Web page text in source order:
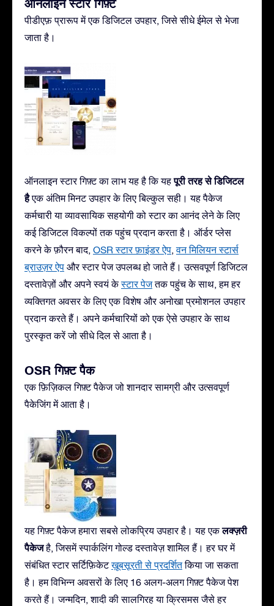
ऑनलाइन स्टार गिफ़्ट
पीडीएफ़ प्रारूप में एक डिजिटल उपहार, जिसे सीधे ईमेल से भेजा
जाता है।
ऑनलाइन स्टार गिफ़्ट का लाभ यह है कि यहपूरी तरह से डिजिटल
हैएक अंतिम मिनट उपहार के लिए बिल्कुल सही। यह पैकेज
कर्मचारी या व्यावसायिक सहयोगी को स्टार का आनंद लेने के लिए
कई डिजिटल विकल्पों तक पहुंच प्रदान करता है। ऑर्डर प्लेस
करने के फ़ौरन बाद, OSR स्टार फ़ाइंडर ऐप,वन मिलियन स्टार्स
ब्राउज़र ऐप और स्टार पेज उपलब्ध हो जाते हैं। उत्सवपूर्ण डिजिटल
दस्तावेज़ों और अपने स्वयं केस्टार पेजतक पहुंच के साथ, हम हर
व्यक्तिगत अवसर के लिए एक विशेष और अनोखा प्रमोशनल उपहार
प्रदान करते हैं। अपने कर्मचारियों को एक ऐसे उपहार के साथ
पुरस्कृत करें जो सीधे दिल से आता है।
OSR गिफ़्ट पैक
एक फ़िज़िकल गिफ़्ट पैकेज जो शानदार सामग्री और उत्सवपूर्ण
पैकेजिंग में आता है।
यह गिफ़्ट पैकेज हमारा सबसे लोकप्रिय उपहार है। यह एकलक्ज़री
पैकेजहै, जिसमें स्पार्कलिंग गोल्ड दस्तावेज़ शामिल हैं। हर घर में
संबंधित स्टार सर्टिफ़िकेटख़ूबसूरती से प्रदर्शितकिया जा सकता
है। हम विभिन्न अवसरों के लिए 16 अलग-अलग गिफ़्ट पैकेज पेश
करते हैं। जन्मदिन, शादी की सालगिरह या क्रिसमस जैसे हर